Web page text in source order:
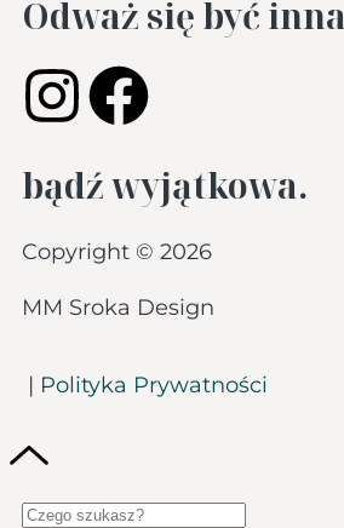
Odważ się być inna
bądź wyjątkowa.
Copyright © 2026
MM Sroka Design
| Polityka Prywatności